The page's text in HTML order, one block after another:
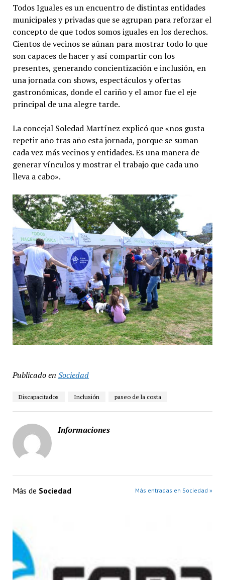
Todos Iguales es un encuentro de distintas entidades
municipales y privadas que se agrupan para reforzar el
concepto de que todos somos iguales en los derechos.
Cientos de vecinos se aúnan para mostrar todo lo que
son capaces de hacer y así compartir con los
presentes, generando concientización e inclusión, en
una jornada con shows, espectáculos y ofertas
gastronómicas, donde el cariño y el amor fue el eje
principal de una alegre tarde.
La concejal Soledad Martínez explicó que «nos gusta
repetir año tras año esta jornada, porque se suman
cada vez más vecinos y entidades. Es una manera de
generar vínculos y mostrar el trabajo que cada uno
lleva a cabo».
Publicado en Sociedad
Discapacitados Inclusión paseo de la costa
Informaciones
Más de Sociedad Más entradas en Sociedad »